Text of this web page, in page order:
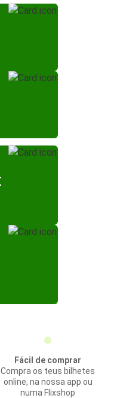
Fácil de comprar
Compra os teus bilhetes
online, na nossa app ou
numa Flixshop